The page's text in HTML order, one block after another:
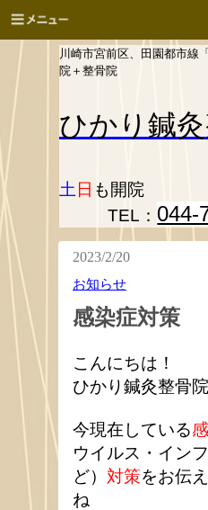
川崎市宮前区、田園都市線
院＋整骨院
ひかり 鍼
土 日 も開院
TEL： 044-
2023/2/20
お知らせ
感染症対策
こんにちは！
ひかり鍼灸整骨
今現在している
ウイルス・イン
ど） 対策をお伝
ね